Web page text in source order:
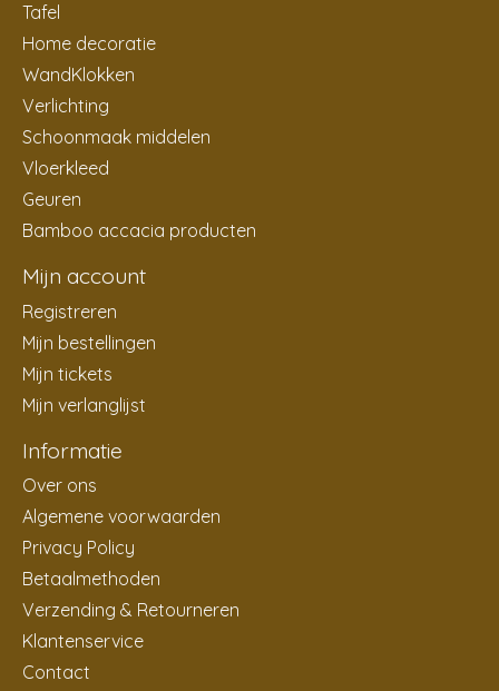
Tafel
Home decoratie
WandKlokken
Verlichting
Schoonmaak middelen
Vloerkleed
Geuren
Bamboo accacia producten
Mijn account
Registreren
Mijn bestellingen
Mijn tickets
Mijn verlanglijst
Informatie
Over ons
Algemene voorwaarden
Privacy Policy
Betaalmethoden
Verzending & Retourneren
Klantenservice
Contact